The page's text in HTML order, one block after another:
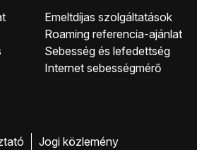
Emeltdíjas szolgáltatások
Roaming referencia-ajánlat
Sebesség és lefedettség
Internet sebességmérő
Jogi közlemény